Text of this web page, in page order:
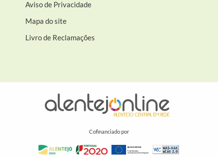
Aviso de Privacidade
Mapa do site
Livro de Reclamações
Cofinanciado por